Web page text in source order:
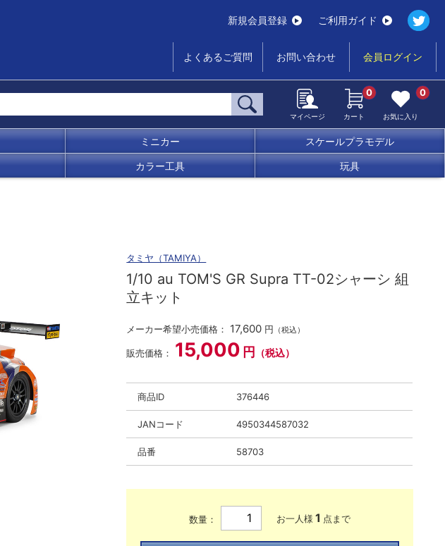
新規会員登録 ご利用ガイド
よくあるご質問 お問い合わせ 会員ログイン
マイページ カート
0
お気に入り
0
ミニカー スケールプラモデル
カラー工具 玩具
タミヤ（TAMIYA）
1/10 au TOM'S GR Supra TT-02シャーシ 組
立キット
メーカー希望小売価格： 17,600 円 （税込）
販売価格： 15,000 円 （税込）
商品ID 376446
JANコード 4950344587032
品番 58703
数量： お一人様 1 点まで